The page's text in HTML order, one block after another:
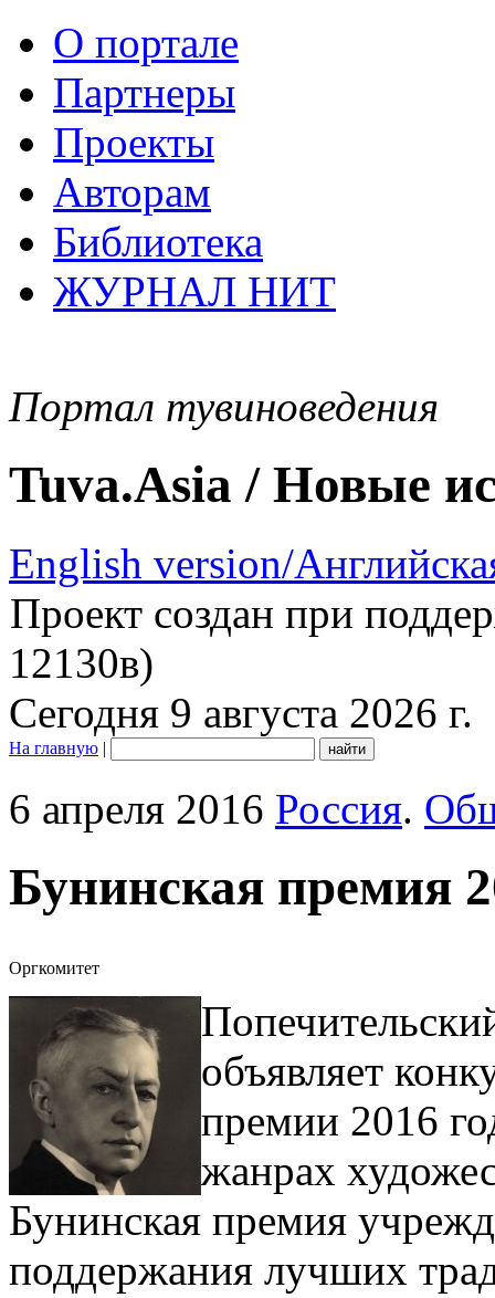
О портале
Партнеры
Проекты
Авторам
Библиотека
ЖУРНАЛ НИТ
Портал тувиноведения
Tuva.Asia / Новые
English version/
Проект создан при
12130в)
Сегодня 9 августа 2026 г.
На главную |
6 апреля 2016 Россия.
Бунинская премия
Оргкомитет
объявляет
премии 2016
жанрах
Бунинская премия
поддержания лучших